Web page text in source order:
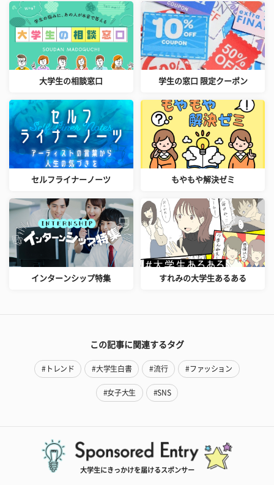
大学生の相談窓口 学生の窓口 限定クーポン
セルフライナーノーツ もやもや解決ゼミ
インターンシップ特集 すれみの大学生あるある
この記事に関連するタグ
#トレンド #大学生白書 #流行 #ファッション
#女子大生 #SNS
大学生にきっかけを届けるスポンサー